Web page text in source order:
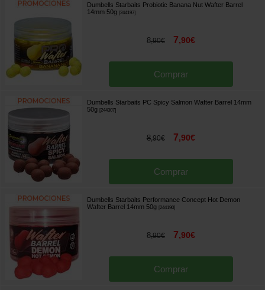
Dumbells Starbaits Probiotic Banana Nut Wafter Barrel
14mm 50g [244197]
8,90€ 7,90€
Comprar
Dumbells Starbaits PC Spicy Salmon Wafter Barrel 14mm
50g [244307]
8,90€ 7,90€
Comprar
Dumbells Starbaits Performance Concept Hot Demon
Wafter Barrel 14mm 50g [244190]
8,90€ 7,90€
Comprar